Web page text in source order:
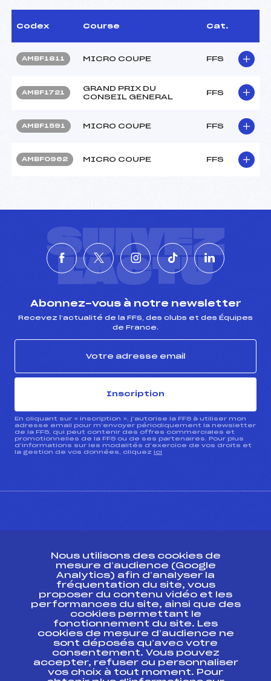
Codex Course Cat.
AMBF1811 MICRO COUPE FFS
AMBF1721
GRAND PRIX DU
CONSEIL GENERAL
FFS
AMBF1591 MICRO COUPE FFS
AMBF0962 MICRO COUPE FFS
SUIVEZ
L'ACTU
Abonnez-vous à notre newsletter
Recevez l’actualité de la FFS, des clubs et des Équipes
de France.
Inscription
En cliquant sur « inscription », j’autorise la FFS à utiliser mon
adresse email pour m’envoyer périodiquement la newsletter
de la FFS, qui peut contenir des offres commerciales et
promotionnelles de la FFS ou de ses partenaires. Pour plus
d’informations sur les modalités d’exercice de vos droits et
la gestion de vos données, cliquez ici
ESPACE PRESSE
Ressources
Pass’Neige
Projet sportif fédéral
Projet de performance fédéral
Antidopage
Pôle Développement, Formation, Suivi
Scientifique
Nous utilisons des cookies de
mesure d’audience (Google
Analytics) afin d’analyser la
fréquentation du site, vous
proposer du contenu vidéo et les
performances du site, ainsi que des
cookies permettant le
fonctionnement du site. Les
cookies de mesure d’audience ne
sont déposés qu’avec votre
consentement. Vous pouvez
accepter, refuser ou personnaliser
vos choix à tout moment. Pour